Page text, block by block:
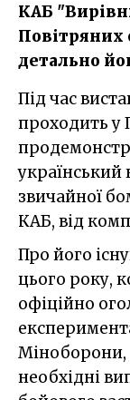
КАБ
Повітряних
детально
Під час виставки Eurosatory 2026, що зараз
проходить у
звичайної
КАБ, від
Про його
цього року,
офіційно
Міноборони,
необхідні